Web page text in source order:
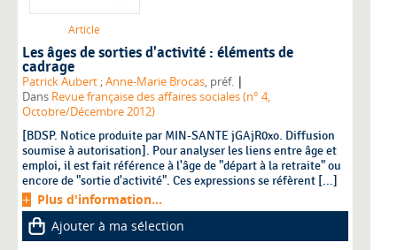
Article
Les âges de sorties d'activité : éléments de
cadrage
Patrick Aubert ;Anne-Marie Brocas, préf. |
Dans Revue française des affaires sociales (n° 4,
Octobre/Décembre 2012)
[BDSP. Notice produite par MIN-SANTE jGAjR0xo. Diffusion
soumise à autorisation]. Pour analyser les liens entre âge et
emploi, il est fait référence à l'âge de "départ à la retraite" ou
encore de "sortie d'activité". Ces expressions se réfèrent [...]
Plus d'information...
Ajouter à ma sélection